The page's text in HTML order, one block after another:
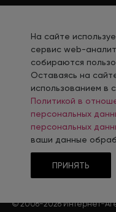
данных
Согласие на
Согласие на
соискателя
Политика
Согласие на
Разработка,
© 2006-2026Интернет-
На сайте
сервис web-
собираются
Оставаясь на
использованием в
Политикой в
персональных
персональных
ваши данные
ПРИНЯТЬ